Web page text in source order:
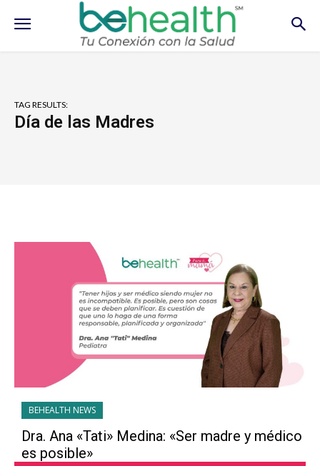
TAG RESULTS:
Día de las Madres
BEHEALTH NEWS
Dra. Ana «Tati» Medina: «Ser madre y médico
es posible»